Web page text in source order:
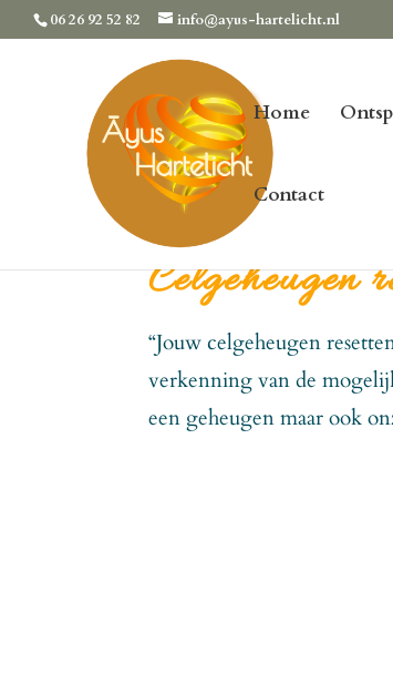
06 26 92 52 82 info@ayus-hartelicht.nl
Home
Contact
Celgeheugen
“Jouw celgeheugen
verkenning van de
een geheugen maar ook